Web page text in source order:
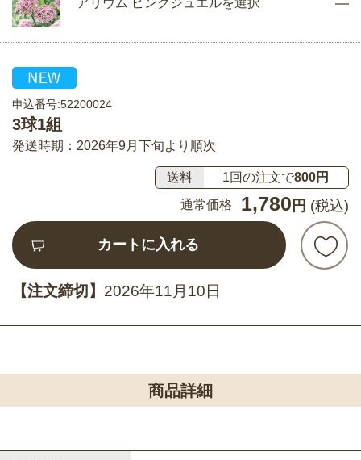
アリウム ピンクジュエルを選択
申込番号:52200024
3球1組
発送時期：2026年9月下旬より順次
送料 1回の注文で800円
通常価格
1,780 円 (税込)
カートに入れる
【注文締切】 2026年11月10日
商品詳細